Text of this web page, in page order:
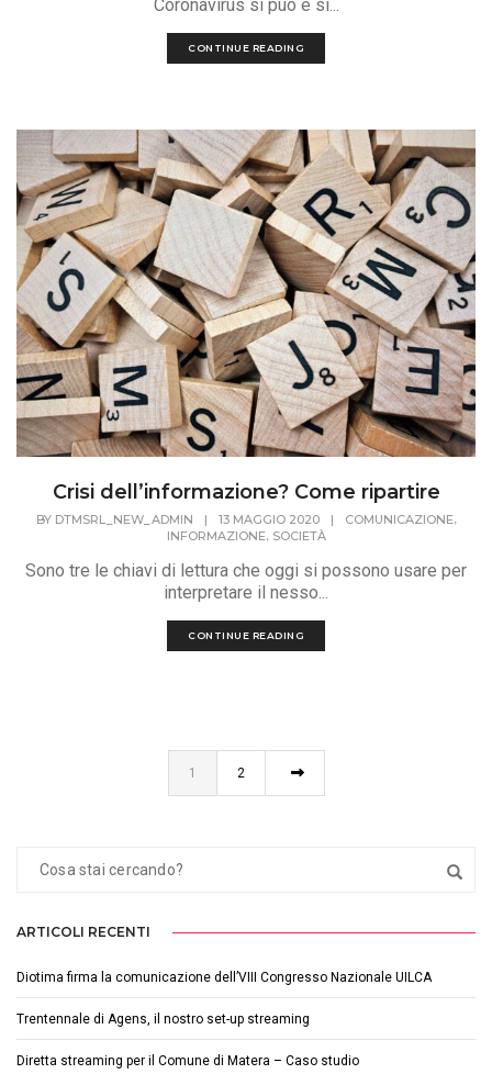
Coronavirus si può e si...
CONTINUE READING
Crisi dell’informazione? Come ripartire
BY DTMSRL_NEW_ADMIN | 13 MAGGIO 2020 | COMUNICAZIONE,
INFORMAZIONE, SOCIETÀ
Sono tre le chiavi di lettura che oggi si possono usare per
interpretare il nesso...
CONTINUE READING
1 2
ARTICOLI RECENTI
Diotima firma la comunicazione dell’VIII Congresso Nazionale UILCA
Trentennale di Agens, il nostro set-up streaming
Diretta streaming per il Comune di Matera – Caso studio